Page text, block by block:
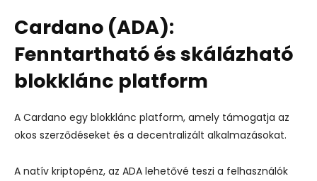
Cardano (ADA):
Fenntartható és skálázható
blokklánc platform
A Cardano egy blokklánc platform, amely támogatja az
okos szerződéseket és a decentralizált alkalmazásokat.
A natív kriptopénz, az ADA lehetővé teszi a felhasználók